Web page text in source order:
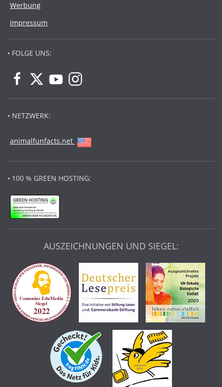
Werbung
Impressum
• FOLGE UNS:
• NETZWERK:
animalfunfacts.net
• 100 % GREEN HOSTING:
AUSZEICHNUNGEN UND SIEGEL: